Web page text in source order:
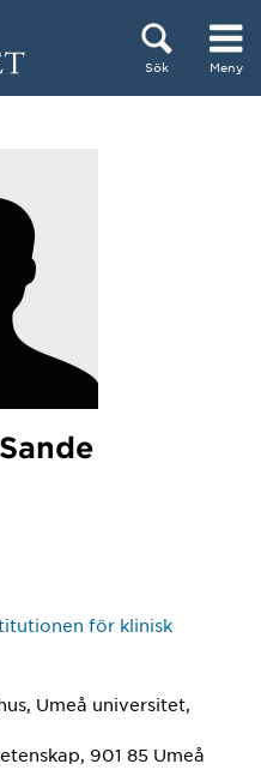
Sök Meny
för klinisk
Umeå universitet,
901 85 Umeå